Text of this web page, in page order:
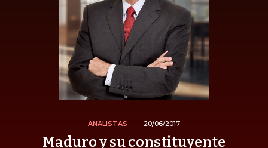
ANALISTAS 20/06/2017
Maduro y su constituyente